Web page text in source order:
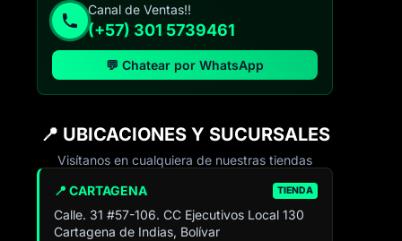
Canal de Ventas!!
(+57) 301 5739461
💬 Chatear por WhatsApp
📍 UBICACIONES Y SUCURSALES
Visítanos en cualquiera de nuestras tiendas
📍 CARTAGENA TIENDA
Calle. 31 #57-106. CC Ejecutivos Local 130
Cartagena de Indias, Bolívar